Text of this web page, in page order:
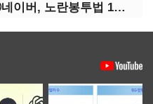
[IB토마토](IT노사전운)③네이버, 노란봉투법 1호 되나…관건은 '진짜 주인'